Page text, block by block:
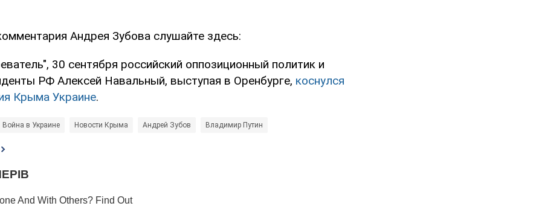
Андрея Зубова слушайте здесь:
30 сентября российский оппозиционный политик и
РФ Алексей Навальный, выступая в Оренбурге, коснулся
Крыма Украине.
Война в Украине Новости Крыма Андрей Зубов Владимир Путин